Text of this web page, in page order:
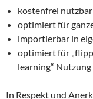
kostenfrei
optimiert für
importierbar in
optimiert für
learning“ Nutzung
In Respekt und